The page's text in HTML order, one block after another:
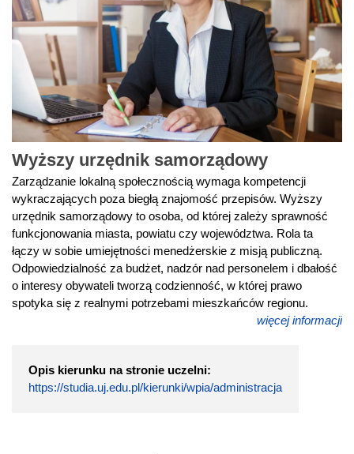
Wyższy urzędnik samorządowy
Zarządzanie lokalną społecznością wymaga kompetencji
wykraczających poza biegłą znajomość przepisów. Wyższy
urzędnik samorządowy to osoba, od której zależy sprawność
funkcjonowania miasta, powiatu czy województwa. Rola ta
łączy w sobie umiejętności menedżerskie z misją publiczną.
Odpowiedzialność za budżet, nadzór nad personelem i dbałość
o interesy obywateli tworzą codzienność, w której prawo
spotyka się z realnymi potrzebami mieszkańców regionu.
więcej informacji
Opis kierunku na stronie uczelni:
https://studia.uj.edu.pl/kierunki/wpia/administracja